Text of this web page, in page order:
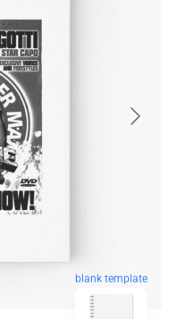
blank template